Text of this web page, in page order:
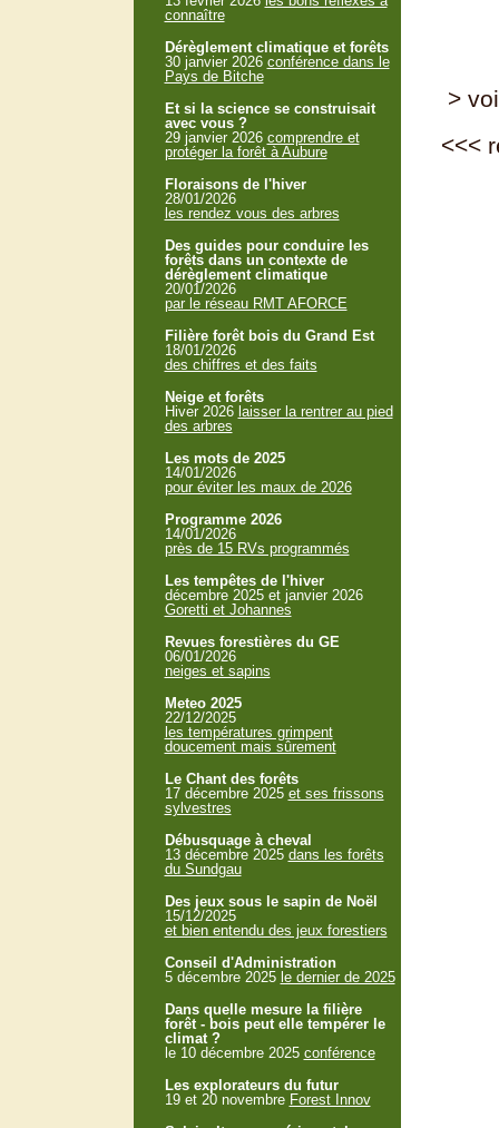
>
<<<
connaître
Dérèglement climatique et forêts
30 janvier 2026 conférence dans le
Pays de Bitche
Et si la science se construisait
avec vous ?
29 janvier 2026 comprendre et
protéger la forêt à Aubure
Floraisons de l'hiver
28/01/2026
les rendez vous des arbres
Des guides pour conduire les
forêts dans un contexte de
dérèglement climatique
20/01/2026
par le réseau RMT AFORCE
Filière forêt bois du Grand Est
18/01/2026
des chiffres et des faits
Neige et forêts
Hiver 2026 laisser la rentrer au pied
des arbres
Les mots de 2025
14/01/2026
pour éviter les maux de 2026
Programme 2026
14/01/2026
près de 15 RVs programmés
Les tempêtes de l'hiver
décembre 2025 et janvier 2026
Goretti et Johannes
Revues forestières du GE
06/01/2026
neiges et sapins
Meteo 2025
22/12/2025
les températures grimpent
doucement mais sûrement
Le Chant des forêts
17 décembre 2025 et ses frissons
sylvestres
Débusquage à cheval
13 décembre 2025 dans les forêts
du Sundgau
Des jeux sous le sapin de Noël
15/12/2025
et bien entendu des jeux forestiers
Conseil d'Administration
5 décembre 2025 le dernier de 2025
Dans quelle mesure la filière
forêt - bois peut elle tempérer le
climat ?
le 10 décembre 2025 conférence
Les explorateurs du futur
19 et 20 novembre Forest Innov